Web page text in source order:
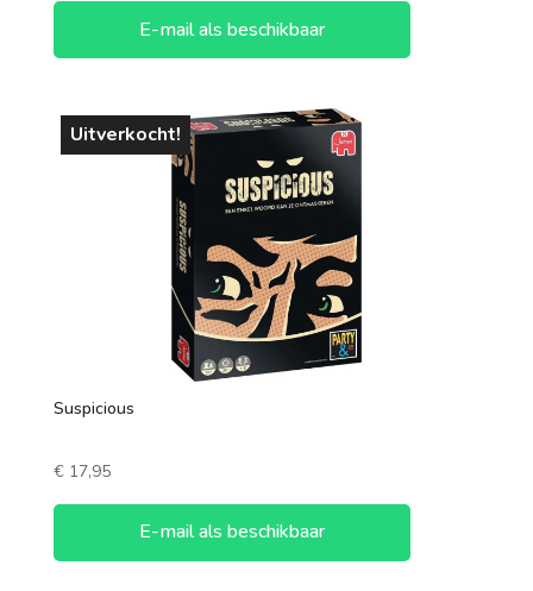
E-mail als beschikbaar
Uitverkocht!
Suspicious
€17,95
E-mail als beschikbaar